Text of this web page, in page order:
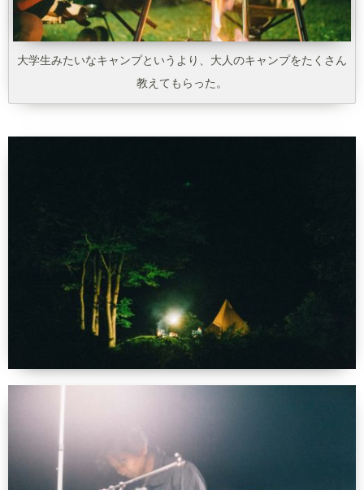
大学生みたいなキャンプというより、大人のキャンプをたくさん
教えてもらった。